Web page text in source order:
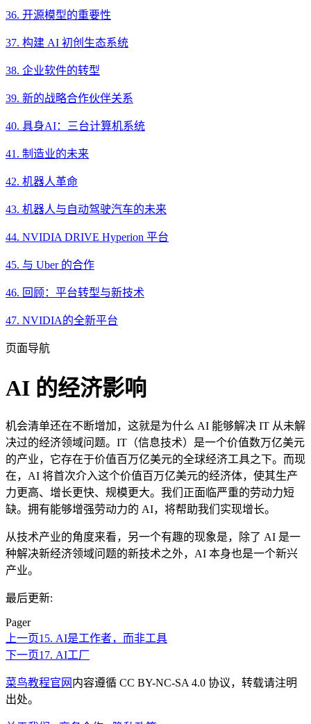
36. 开源模型的重要性
37. 构建 AI 初创生态系统
38. 企业软件的转型
39. 新的战略合作伙伴关系
40. 具身AI：三台计算机系统
41. 制造业的未来
42. 机器人革命
43. 机器人与自动驾驶汽车的未来
44. NVIDIA DRIVE Hyperion 平台
45. 与 Uber 的合作
46. 回顾：平台转型与新技术
47. NVIDIA的全新平台
页面导航
AI 的经济影响
机会清单还在不断增加，这就是为什么 AI 能够解决 IT 从未解
决过的经济领域问题。IT（信息技术）是一个价值数万亿美元
的产业，它存在于价值百万亿美元的全球经济工具之下。而现
在，AI 将首次介入这个价值百万亿美元的经济体，使其生产
力更高、增长更快、规模更大。我们正面临严重的劳动力短
缺。拥有能够增强劳动力的 AI，将帮助我们实现增长。
从技术产业的角度来看，另一个有趣的现象是，除了 AI 是一
种解决新经济领域问题的新技术之外，AI 本身也是一个新兴
产业。
最后更新:
Pager
上一页15. AI是工作者，而非工具
下一页17. AI工厂
菜鸟教程官网 内容遵循 CC BY-NC-SA 4.0 协议，转载请注明
出处。